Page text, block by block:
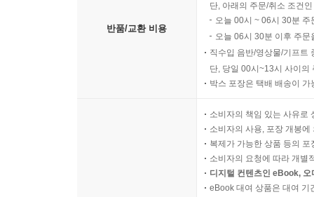
반품/교환 비용
단, 아래의 주문/취소 조건
오늘 00시 ~ 06시 30분
오늘 06시 30분 이후 주
직수입 음반/영상물/기프트
단, 당일 00시~13시 사이의
박스 포장은 택배 배송이
소비자의 책임 있는 사유로
소비자의 사용, 포장 개봉
복제가 가능한 상품 등의
소비자의 요청에 따라 개별
디지털 컨텐츠인 eBook,
eBook 대여 상품은 대여 기